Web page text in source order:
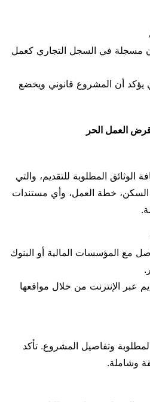
مسجلة في السجل التجاري كعمل
أن المشروع قانوني ويخضع
العمل الحر
المطلوبة للتقديم، والتي
السكن، خطة العمل، وأي مستندات
مع المؤسسات المالية أو البنوك
عبر الإنترنت من خلال مواقعها
وتفاصيل المشروع. تأكد
وشاملة.